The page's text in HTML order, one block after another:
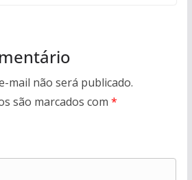
mail não será publicado.
são marcados com *